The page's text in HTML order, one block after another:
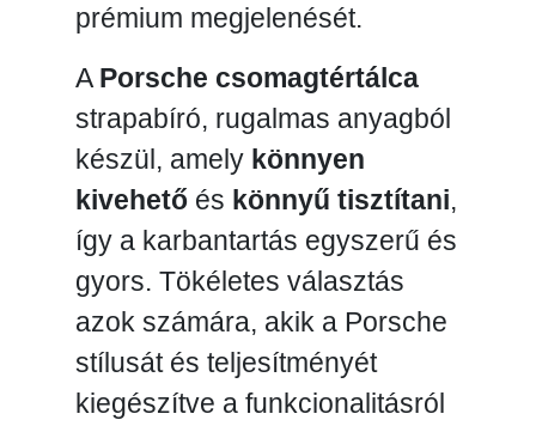
prémium megjelenését.
A Porsche csomagtértálca
strapabíró, rugalmas anyagból
készül, amely könnyen
kivehetőés könnyű tisztítani,
így a karbantartás egyszerű és
gyors. Tökéletes választás
azok számára, akik a Porsche
stílusát és teljesítményét
kiegészítve a funkcionalitásról